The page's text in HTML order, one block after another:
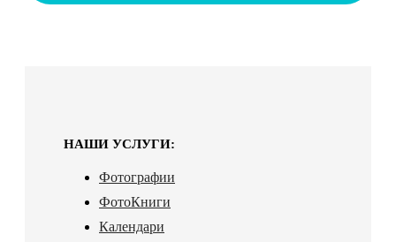
НАШИ УСЛУГИ:
Фотографии
ФотоКниги
Календари